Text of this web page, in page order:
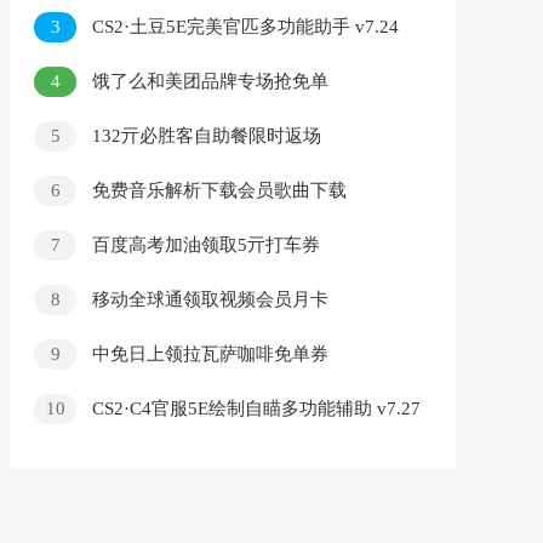
3 CS2·土豆5E完美官匹多功能助手 v7.24
4 饿了么和美团品牌专场抢免单
5 132亓必胜客自助餐限时返场
6 免费音乐解析下载会员歌曲下载
7 百度高考加油领取5亓打车券
8 移动全球通领取视频会员月卡
9 中免日上领拉瓦萨咖啡免单券
10 CS2·C4官服5E绘制自瞄多功能辅助 v7.27